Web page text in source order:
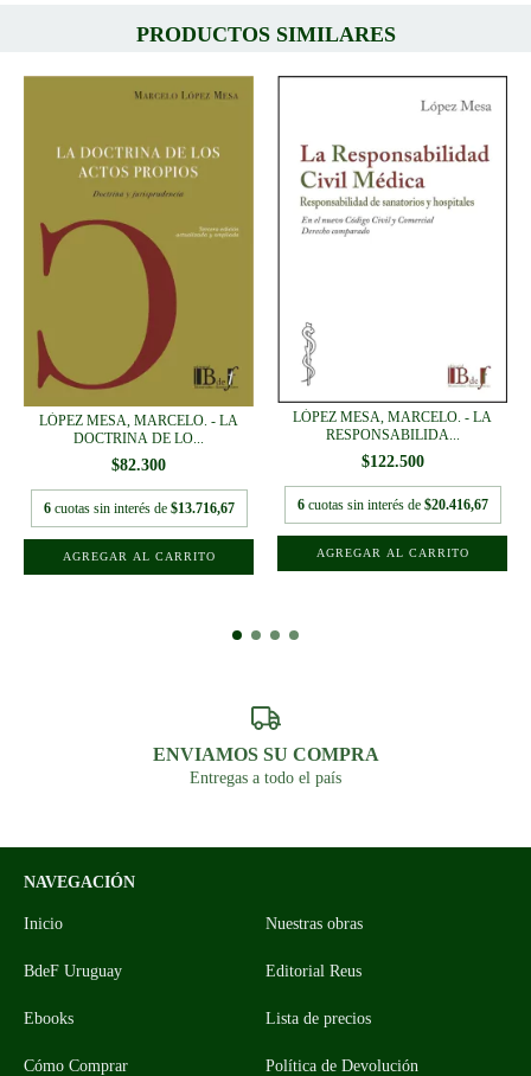
PRODUCTOS SIMILARES
LÓPEZ MESA, MARCELO. - LA
DOCTRINA DE LO...
$82.300
6 cuotas sin interés de $13.716,67
LÓPEZ MESA, MARCELO. - LA
RESPONSABILIDA...
$122.500
6 cuotas sin interés de $20.416,67
ENVIAMOS SU COMPRA
Entregas a todo el país
NAVEGACIÓN
Inicio Nuestras obras
BdeF Uruguay Editorial Reus
Ebooks Lista de precios
Cómo Comprar Política de Devolución